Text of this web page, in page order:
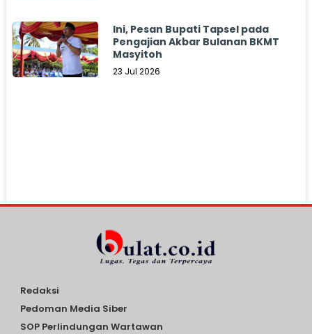
Ini, Pesan Bupati Tapsel pada
Pengajian Akbar Bulanan BKMT
Masyitoh
23 Jul 2026
Redaksi
Pedoman Media Siber
SOP Perlindungan Wartawan